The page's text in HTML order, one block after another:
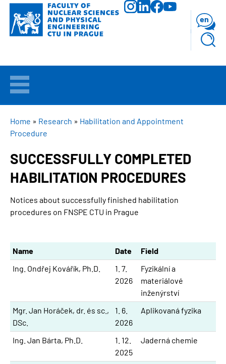
Skip
main
WELCOME
APPLICANTS
RESEARCH
FACULTY
en
BREADCRUMB
Home Research
Habilitation and Appointment
Procedure
SUCCESSFULLY COMPLETED
HABILITATION PROCEDURES
Notices about successfully finished habilitation
procedures on FNSPE CTU in Prague
Name Date
Field
Ing. Ondřej Kovářík, Ph.D.
1. 7.
2026
Fyzikální a
materiálové
inženýrství
Mgr. Jan Horáček, dr. és sc.,
DSc.
1. 6.
2026
Aplikovaná fyzika
Ing. Jan Bárta, Ph.D.
1. 12.
2025
Jaderná chemie